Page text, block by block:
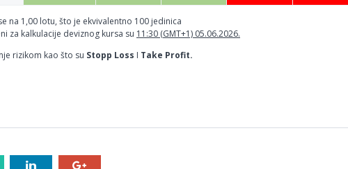
na 1,00 lotu, što je ekvivalentno 100 jedinica
za kalkulacije deviznog kursa su 11:30 (GMT+1) 05.06.2026.
rizikom kao što su Stopp Loss I Take Profit.